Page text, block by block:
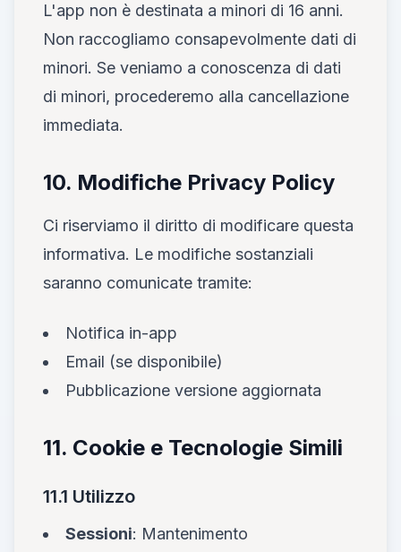
L'app non è destinata a minori di 16 anni.
Non raccogliamo consapevolmente dati di
minori. Se veniamo a conoscenza di dati
di minori, procederemo alla cancellazione
immediata.
10. Modifiche Privacy Policy
Ci riserviamo il diritto di modificare questa
informativa. Le modifiche sostanziali
saranno comunicate tramite:
Notifica in-app
Email (se disponibile)
Pubblicazione versione aggiornata
11. Cookie e Tecnologie Simili
11.1 Utilizzo
Sessioni: Mantenimento